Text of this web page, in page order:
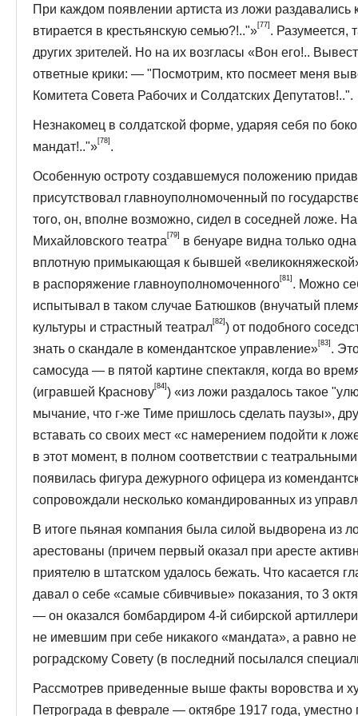
При каждом появлении артиста из ложи
втирается в крестьянскую семью?!.."»[77] . Разумеется,
других зрителей. Но на их возгласы «Вон его!..
ответные крики: — "Посмотрим, кто посмеет меня
Комитета Совета Ра­бочих и Солдатских Депутатов!..".
Незнакомец в солдатской форме, ударяя себя по
мандат!.."»[78] .
Особенную остроту создавшемуся положению
присутствовал главноуполномоченный по
того, он, вполне возможно, сидел в соседней ложе.
Михайловского театра [79]
в бенуаре видна только
вплотную примыкающая к бывшей
в распоряжение главноуполномоченного[81] . Можно
испытывал в таком случае Батюшков (внучатый
культуры и страстный театрал[82] ) от подобного
знать о скандале в комендантское управление»[83] .
самосуда — в пятой картине спектакля, когда во
(игравшей Краснову[84] ) «из ложи раздалось та­кое
мычание, что г-же Тиме пришлось сде­лать паузы»,
вставать со своих мест «с намерением подойти к
в этот мо­мент, в полном соответствии с
появилась фигура дежурного офицера из
сопровождали несколько командированных из
В итоге пьяная компания была силой выдворена из
арестованы (причем первый оказал при аресте
приятелю в штатском удалось бежать. Что каса­ется
давал о себе «самые сбивчивые» показания, то 3
— он оказался бом­бардиром 4-й сибирской
не имевшим при себе никакого «мандата», а равно
роградскому Совету (в последний посылался
Рассмотрев приведенные выше факты воровства и
Петрограда в феврале — октябре 1917 года, уместно